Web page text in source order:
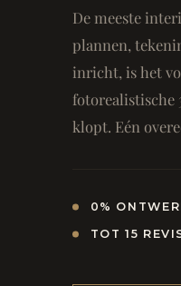
De meeste
plannen,
inricht, is het
fotorealistische
klopt. Eén
0%
TOT 15